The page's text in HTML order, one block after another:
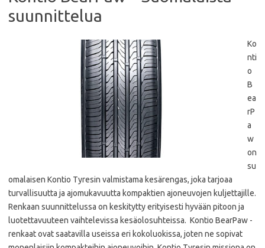
suunnittelua
Ko
nti
o
B
ea
rP
a
w
on
su
omalaisen Kontio Tyresin valmistama kesärengas, joka tarjoaa
turvallisuutta ja ajomukavuutta kompaktien ajoneuvojen kuljettajille.
Renkaan suunnittelussa on keskitytty erityisesti hyvään pitoon ja
luotettavuuteen vaihtelevissa kesäolosuhteissa. ​ Kontio BearPaw -
renkaat ovat saatavilla useissa eri kokoluokissa, joten ne sopivat